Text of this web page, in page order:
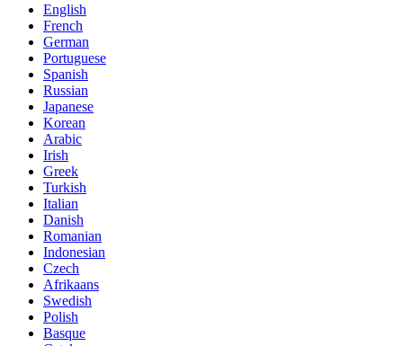
English
French
German
Portuguese
Spanish
Russian
Japanese
Korean
Arabic
Irish
Greek
Turkish
Italian
Danish
Romanian
Indonesian
Czech
Afrikaans
Swedish
Polish
Basque